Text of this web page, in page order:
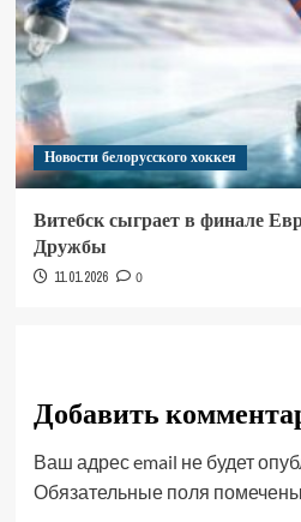
Новости белорусского хоккея
Витебск сыграет в финале
Дружбы
11.01.2026 0
Добавить
Ваш адрес email не будет
Обязательные поля помечены